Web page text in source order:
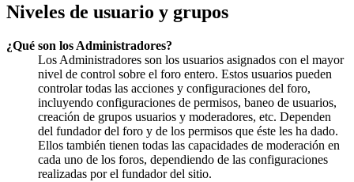
Niveles de usuario y grupos
¿Qué son los Administradores?
Los Administradores son los usuarios asignados con el mayor
nivel de control sobre el foro entero. Estos usuarios pueden
controlar todas las acciones y configuraciones del foro,
incluyendo configuraciones de permisos, baneo de usuarios,
creación de grupos usuarios y moderadores, etc. Dependen
del fundador del foro y de los permisos que éste les ha dado.
Ellos también tienen todas las capacidades de moderación en
cada uno de los foros, dependiendo de las configuraciones
realizadas por el fundador del sitio.